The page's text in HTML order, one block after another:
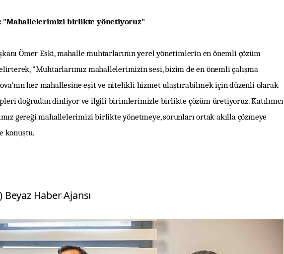
"Mahallelerimizi birlikte yönetiyoruz"
Ömer Eşki, mahalle muhtarlarının yerel yönetimlerin en önemli çözüm
"Muhtarlarımız mahallelerimizin sesi, bizim de en önemli çalışma
her mahallesine eşit ve nitelikli hizmet ulaştırabilmek için düzenli olarak
doğrudan dinliyor ve ilgili birimlerimizle birlikte çözüm üretiyoruz. Katılımcı
gereği mahallelerimizi birlikte yönetmeye, sorunları ortak akılla çözmeye
konuştu.
Beyaz Haber Ajansı